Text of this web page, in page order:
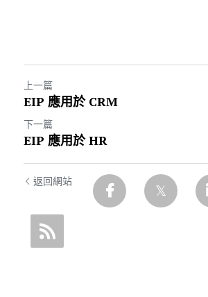
上一篇
EIP 應用於 CRM
下一篇
EIP 應用於 HR
返回網站